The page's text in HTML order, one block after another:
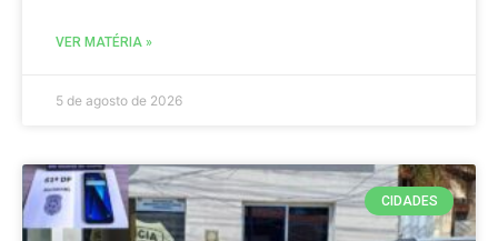
VER MATÉRIA »
5 de agosto de 2026
CIDADES